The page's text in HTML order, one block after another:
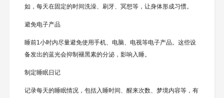
如，每天在固定的时间洗澡、刷牙、冥想等，让身体形成习惯。
避免电子产品
睡前1小时内尽量避免使用手机、电脑、电视等电子产品。这些设
备发出的蓝光会抑制褪黑素的分泌，影响入睡。
制定睡眠日记
记录每天的睡眠情况，包括入睡时间、醒来次数、梦境内容等，有